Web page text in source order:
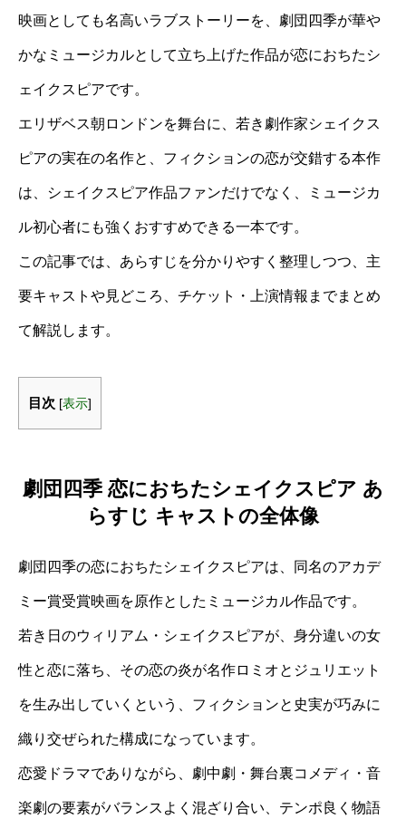
映画としても名高いラブストーリーを、劇団四季が華や
かなミュージカルとして立ち上げた作品が恋におちたシ
ェイクスピアです。
エリザベス朝ロンドンを舞台に、若き劇作家シェイクス
ピアの実在の名作と、フィクションの恋が交錯する本作
は、シェイクスピア作品ファンだけでなく、ミュージカ
ル初心者にも強くおすすめできる一本です。
この記事では、あらすじを分かりやすく整理しつつ、主
要キャストや見どころ、チケット・上演情報までまとめ
て解説します。
目次 [表示]
劇団四季 恋におちたシェイクスピア あ
らすじ キャストの全体像
劇団四季の恋におちたシェイクスピアは、同名のアカデ
ミー賞受賞映画を原作としたミュージカル作品です。
若き日のウィリアム・シェイクスピアが、身分違いの女
性と恋に落ち、その恋の炎が名作ロミオとジュリエット
を生み出していくという、フィクションと史実が巧みに
織り交ぜられた構成になっています。
恋愛ドラマでありながら、劇中劇・舞台裏コメディ・音
楽劇の要素がバランスよく混ざり合い、テンポ良く物語